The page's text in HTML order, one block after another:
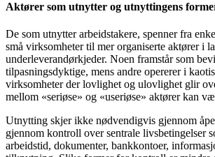
Aktører som utnytter og utnyttingens
De som utnytter arbeidstakere, spenner fra
små virksomheter til mer organiserte aktører i
underleverandørkjeder. Noen framstår som
tilpasningsdyktige, mens andre opererer i
virksomheter der lovlighet og ulovlighet glir
mellom «seriøse» og «useriøse» aktører kan
Utnytting skjer ikke nødvendigvis gjennom
gjennom kontroll over sentrale livsbetingelser
arbeidstid, dokumenter, bankkontoer,